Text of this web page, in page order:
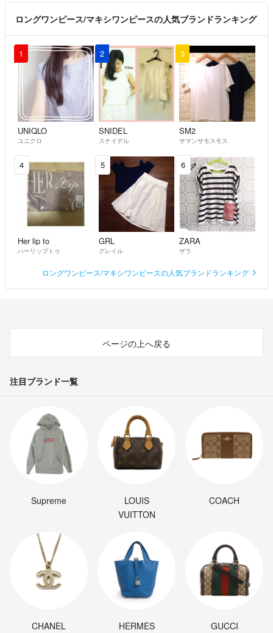
ロングワンピース/マキシワンピースの人気ブランドランキング
1
UNIQLO
ユニクロ
2
SNIDEL
スナイデル
3
SM2
サマンサモスモス
4
Her lip to
ハーリップトゥ
5
GRL
グレイル
6
ZARA
ザラ
ロングワンピース/マキシワンピースの人気ブランドランキング
ページの上へ戻る
注目ブランド一覧
Supreme
LOUIS
VUITTON
COACH
CHANEL HERMES GUCCI